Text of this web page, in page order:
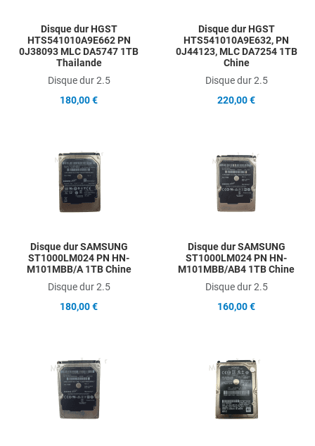
Disque dur HGST
HTS541010A9E662 PN
0J38093 MLC DA5747 1TB
Thailande
Disque dur 2.5
180,00 €
Disque dur HGST
HTS541010A9E632, PN
0J44123, MLC DA7254 1TB
Chine
Disque dur 2.5
220,00 €
Add to Compare
Disque dur SAMSUNG
ST1000LM024 PN HN-
M101MBB/A 1TB Chine
Disque dur 2.5
180,00 €
Disque dur SAMSUNG
ST1000LM024 PN HN-
M101MBB/AB4 1TB Chine
Disque dur 2.5
160,00 €
Add to Compare